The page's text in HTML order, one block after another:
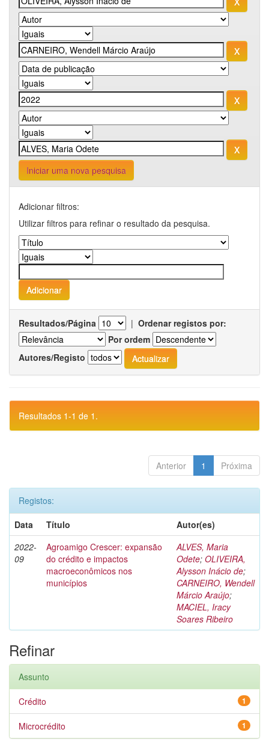
Iniciar uma nova pesquisa
Adicionar filtros:
Utilizar filtros para refinar o resultado da pesquisa.
Resultados/Página | Ordenar registos por:
Por ordem
Autores/Registo
Resultados 1-1 de 1.
Anterior 1 Próxima
Registos:
Data
Título
Autor(es)
2022-
09
Agroamigo Crescer: expansão
do crédito e impactos
macroeconômicos nos
municípios
ALVES, Maria
Odete; OLIVEIRA,
Alysson Inácio de;
CARNEIRO, Wendell
Márcio Araújo;
MACIEL, Iracy
Soares Ribeiro
Refinar
Assunto
1
Crédito
1
Microcrédito